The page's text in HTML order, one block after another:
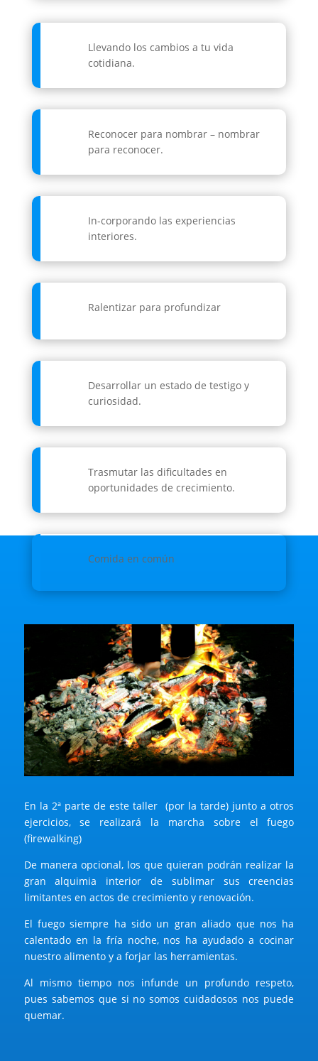
Llevando los cambios a tu vida
cotidiana.
Reconocer para nombrar – nombrar
para reconocer.
In-corporando las experiencias
interiores.
Ralentizar para profundizar
Desarrollar un estado de testigo y
curiosidad.
Trasmutar las dificultades en
oportunidades de crecimiento.
Comida en común
En la 2ª parte de este taller (por la tarde) junto a otros
ejercicios, se realizará la marcha sobre el fuego
(firewalking)
De manera opcional, los que quieran podrán realizar la
gran alquimia interior de sublimar sus creencias
limitantes en actos de crecimiento y renovación.
El fuego siempre ha sido un gran aliado que nos ha
calentado en la fría noche, nos ha ayudado a cocinar
nuestro alimento y a forjar las herramientas.
Al mismo tiempo nos infunde un profundo respeto,
pues sabemos que si no somos cuidadosos nos puede
quemar.